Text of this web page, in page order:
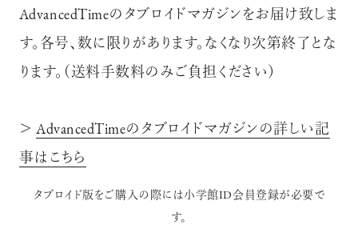
AdvancedTimeのタブロイドマガジンをお届け致しま
す。各号、数に限りがあります。なくなり次第終了とな
ります。（送料手数料のみご負担ください）
＞ AdvancedTimeのタブロイドマガジンの詳しい記
事はこちら
タブロイド版をご購入の際には小学館ID会員登録が必要で
す。